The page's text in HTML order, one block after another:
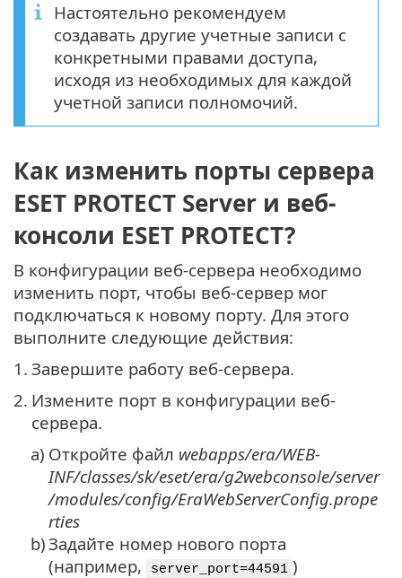
Настоятельно рекомендуем
создавать другие учетные записи с
конкретными правами доступа,
исходя из необходимых для каждой
учетной записи полномочий.
Как изменить порты сервера
ESET PROTECT Server и веб-
консоли ESET PROTECT?
В конфигурации веб-сервера необходимо
изменить порт, чтобы веб-сервер мог
подключаться к новому порту. Для этого
выполните следующие действия:
1. Завершите работу веб-сервера.
2. Измените порт в конфигурации веб-
сервера.
a) Откройте файл webapps/era/WEB-
INF/classes/sk/eset/era/g2webconsole/server
/modules/config/EraWebServerConfig.prope
rties
b)Задайте номер нового порта
(например,
server_port=44591 )